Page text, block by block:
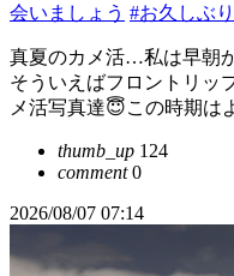
会いましょう #お久しぶ
真夏のカメ活…私は早朝
そういえばフロントリッ
メ活写真達😇この時期は
thumb_up 124
comment0
2026/08/07 07:14